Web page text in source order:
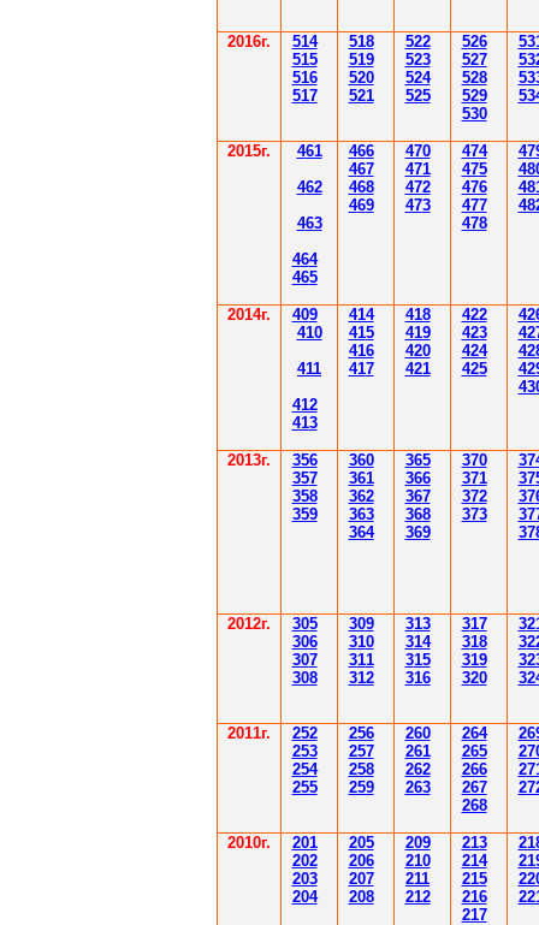
2016г.
514
515
516
517
518
519
520
521
522
523
524
525
526
527
528
529
530
2015г. 461
462
463
464
465
466
467
468
469
470
471
472
473
474
475
476
477
478
2014г. 409
410
411
412
413
414
415
416
417
418
419
420
421
422
423
424
425
2013г.
356
357
358
359
360
361
362
363
364
365
366
367
368
369
370
371
372
373
37
37
37
2012г. 305
306
307
308
309
310
311
312
313
314
315
316
317
318
319
320
3
3
3
3
2011г.
252
253
254
255
256
257
258
259
260
261
262
263
264
265
266
267
268
26
2
2
2
2010г.
201
202
203
204
205
206
207
208
209
210
211
212
213
214
215
216
217